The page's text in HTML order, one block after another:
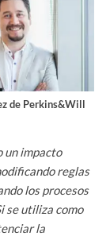
de Perkins&Will
un impacto
reglas
los procesos
se utiliza como
la